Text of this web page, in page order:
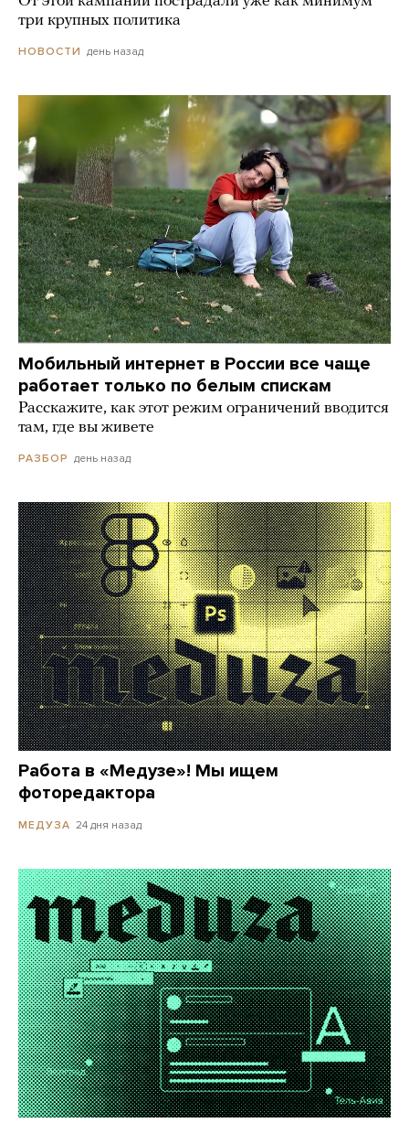
три крупных политика
НОВОСТИ день назад
Мобильный интернет в России все чаще
работает только по белым спискам
Расскажите, как этот режим ограничений вводится
там, где вы живете
РАЗБОР день назад
Работа в «Медузе»! Мы ищем
фоторедактора
МЕДУЗА 24 дня назад